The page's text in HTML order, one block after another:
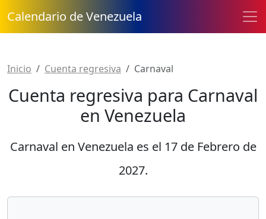
Calendario de Venezuela
Inicio Cuenta regresiva Carnaval
Cuenta regresiva para Carnaval
en Venezuela
Carnaval en Venezuela es el 17 de Febrero de
2027.